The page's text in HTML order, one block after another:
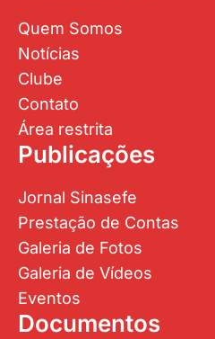
Quem Somos
Notícias
Clube
Contato
Área restrita
Publicações
Jornal Sinasefe
Prestação de Contas
Galeria de Fotos
Galeria de Vídeos
Eventos
Documentos